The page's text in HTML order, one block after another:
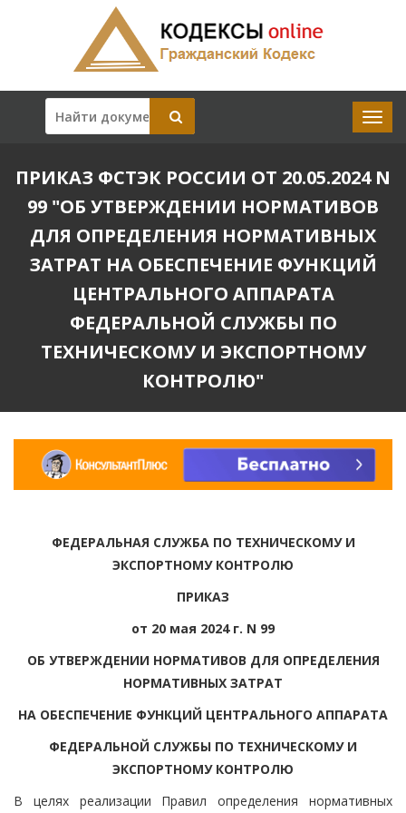
ПРИКАЗ ФСТЭК РОССИИ ОТ 20.05.2024 N
99 "ОБ УТВЕРЖДЕНИИ НОРМАТИВОВ
ДЛЯ ОПРЕДЕЛЕНИЯ НОРМАТИВНЫХ
ЗАТРАТ НА ОБЕСПЕЧЕНИЕ ФУНКЦИЙ
ЦЕНТРАЛЬНОГО АППАРАТА
ФЕДЕРАЛЬНОЙ СЛУЖБЫ ПО
ТЕХНИЧЕСКОМУ И ЭКСПОРТНОМУ
КОНТРОЛЮ"
ФЕДЕРАЛЬНАЯ СЛУЖБА ПО ТЕХНИЧЕСКОМУ И
ЭКСПОРТНОМУ КОНТРОЛЮ
ПРИКАЗ
от 20 мая 2024 г. N 99
ОБ УТВЕРЖДЕНИИ НОРМАТИВОВ ДЛЯ ОПРЕДЕЛЕНИЯ
НОРМАТИВНЫХ ЗАТРАТ
НА ОБЕСПЕЧЕНИЕ ФУНКЦИЙ ЦЕНТРАЛЬНОГО АППАРАТА
ФЕДЕРАЛЬНОЙ СЛУЖБЫ ПО ТЕХНИЧЕСКОМУ И
ЭКСПОРТНОМУ КОНТРОЛЮ
В целях реализации Правил определения нормативных